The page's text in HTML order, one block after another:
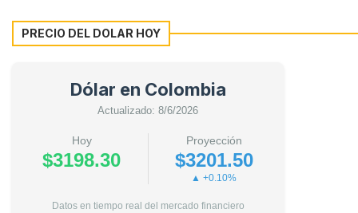
PRECIO DEL DOLAR HOY
Dólar en Colombia
Actualizado: 8/6/2026
Hoy
$3198.30
Proyección
$3201.50
▲ +0.10%
Datos en tiempo real del mercado financiero